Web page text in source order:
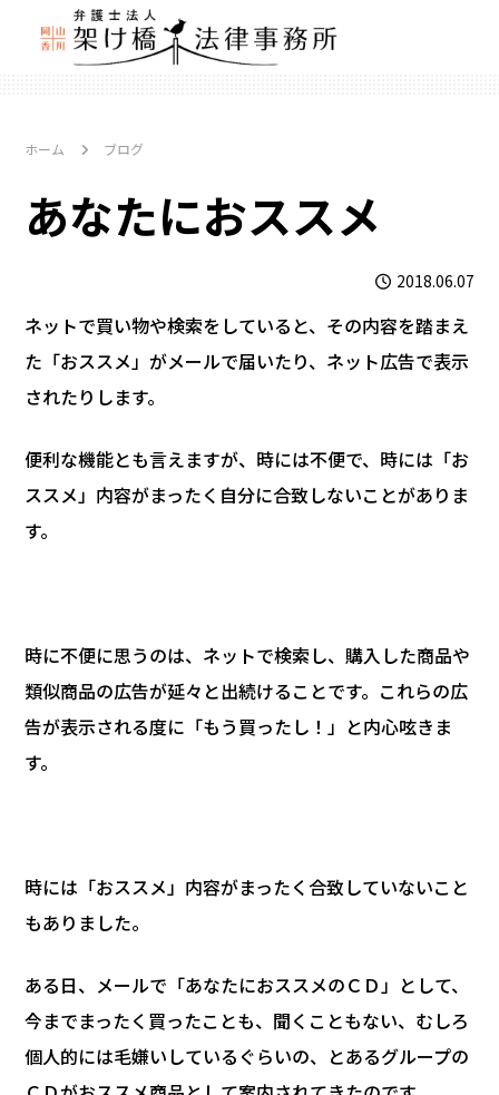
ホーム ブログ
あなたにおススメ
2018.06.07
ネットで買い物や検索をしていると、その内容を踏まえ
た「おススメ」がメールで届いたり、ネット広告で表示
されたりします。
便利な機能とも言えますが、時には不便で、時には「お
ススメ」内容がまったく自分に合致しないことがありま
す。
時に不便に思うのは、ネットで検索し、購入した商品や
類似商品の広告が延々と出続けることです。これらの広
告が表示される度に「もう買ったし！」と内心呟きま
す。
時には「おススメ」内容がまったく合致していないこと
もありました。
ある日、メールで「あなたにおススメのＣＤ」として、
今までまったく買ったことも、聞くこともない、むしろ
個人的には毛嫌いしているぐらいの、とあるグループの